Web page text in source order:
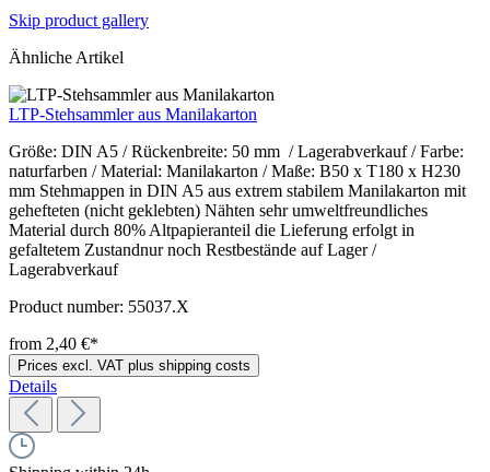
Skip product gallery
Ähnliche Artikel
LTP-Stehsammler aus Manilakarton
Größe: DIN A5 / Rückenbreite: 50 mm / Lagerabverkauf / Farbe:
naturfarben / Material: Manilakarton / Maße: B50 x T180 x H230
mm Stehmappen in DIN A5 aus extrem stabilem Manilakarton mit
gehefteten (nicht geklebten) Nähten sehr umweltfreundliches
Material durch 80% Altpapieranteil die Lieferung erfolgt in
gefaltetem Zustandnur noch Restbestände auf Lager /
Lagerabverkauf
Product number: 55037.X
from 2,40 €*
Prices excl. VAT plus shipping costs
Details